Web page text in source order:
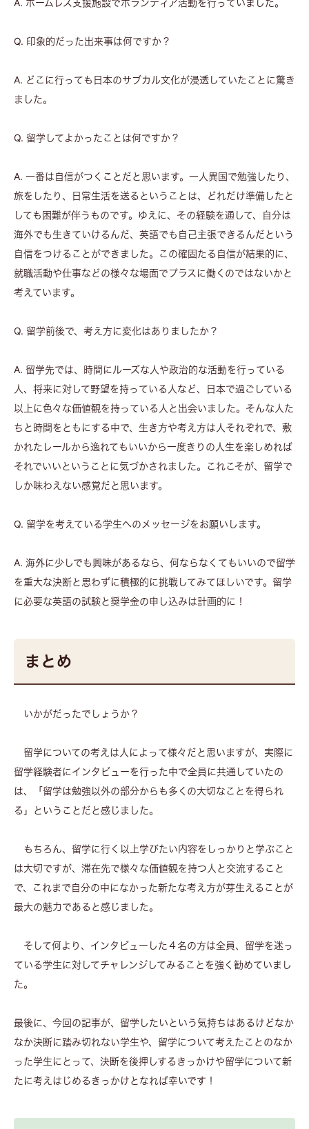
A. ホームレス支援施設でボランティア活動を行っていました。
Q. 印象的だった出来事は何ですか？
A. どこに行っても日本のサブカル文化が浸透していたことに驚き
ました。
Q. 留学してよかったことは何ですか？
A. 一番は自信がつくことだと思います。一人異国で勉強したり、
旅をしたり、日常生活を送るということは、どれだけ準備したと
しても困難が伴うものです。ゆえに、その経験を通して、自分は
海外でも生きていけるんだ、英語でも自己主張できるんだという
自信をつけることができました。この確固たる自信が結果的に、
就職活動や仕事などの様々な場面でプラスに働くのではないかと
考えています。
Q. 留学前後で、考え方に変化はありましたか？
A. 留学先では、時間にルーズな人や政治的な活動を行っている
人、将来に対して野望を持っている人など、日本で過ごしている
以上に色々な価値観を持っている人と出会いました。そんな人た
ちと時間をともにする中で、生き方や考え方は人それぞれで、敷
かれたレールから逸れてもいいから一度きりの人生を楽しめれば
それでいいということに気づかされました。これこそが、留学で
しか味わえない感覚だと思います。
Q. 留学を考えている学生へのメッセージをお願いします。
A. 海外に少しでも興味があるなら、何ならなくてもいいので留学
を重大な決断と思わずに積極的に挑戦してみてほしいです。留学
に必要な英語の試験と奨学金の申し込みは計画的に！
まとめ
いかがだったでしょうか？
留学についての考えは人によって様々だと思いますが、実際に
留学経験者にインタビューを行った中で全員に共通していたの
は、「留学は勉強以外の部分からも多くの大切なことを得られ
る」ということだと感じました。
もちろん、留学に行く以上学びたい内容をしっかりと学ぶこと
は大切ですが、滞在先で様々な価値観を持つ人と交流すること
で、これまで自分の中になかった新たな考え方が芽生えることが
最大の魅力であると感じました。
そして何より、インタビューした４名の方は全員、留学を迷っ
ている学生に対してチャレンジしてみることを強く勧めていまし
た。
最後に、今回の記事が、留学したいという気持ちはあるけどなか
なか決断に踏み切れない学生や、留学について考えたことのなか
った学生にとって、決断を後押しするきっかけや留学について新
たに考えはじめるきっかけとなれば幸いです！